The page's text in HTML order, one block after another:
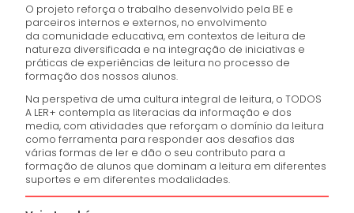
O projeto reforça o trabalho desenvolvido pela BE e
parceiros internos e externos, no envolvimento
da comunidade educativa, em contextos de leitura de
natureza diversificada e na integração de iniciativas e
práticas de experiências de leitura no processo de
formação dos nossos alunos.
Na perspetiva de uma cultura integral de leitura, o TODOS
A LER+ contempla as literacias da informação e dos
media, com atividades que reforçam o domínio da leitura
como ferramenta para responder aos desafios das
várias formas de ler e dão o seu contributo para a
formação de alunos que dominam a leitura em diferentes
suportes e em diferentes modalidades.